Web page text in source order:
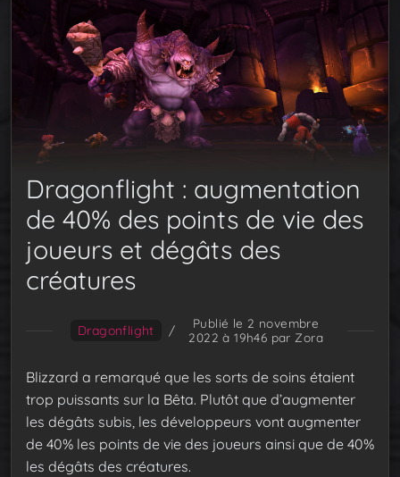
Dragonflight : augmentation
de 40% des points de vie des
joueurs et dégâts des
créatures
Dragonflight /
Publié le 2 novembre
2022 à 19h46 par Zora
Blizzard a remarqué que les sorts de soins étaient
trop puissants sur la Bêta. Plutôt que d’augmenter
les dégâts subis, les développeurs vont augmenter
de 40% les points de vie des joueurs ainsi que de 40%
les dégâts des créatures.